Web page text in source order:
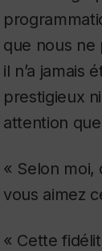
que nous ne
il n’a jamais
prestigieux
attention
« Selon moi,
vous aimez
« Cette